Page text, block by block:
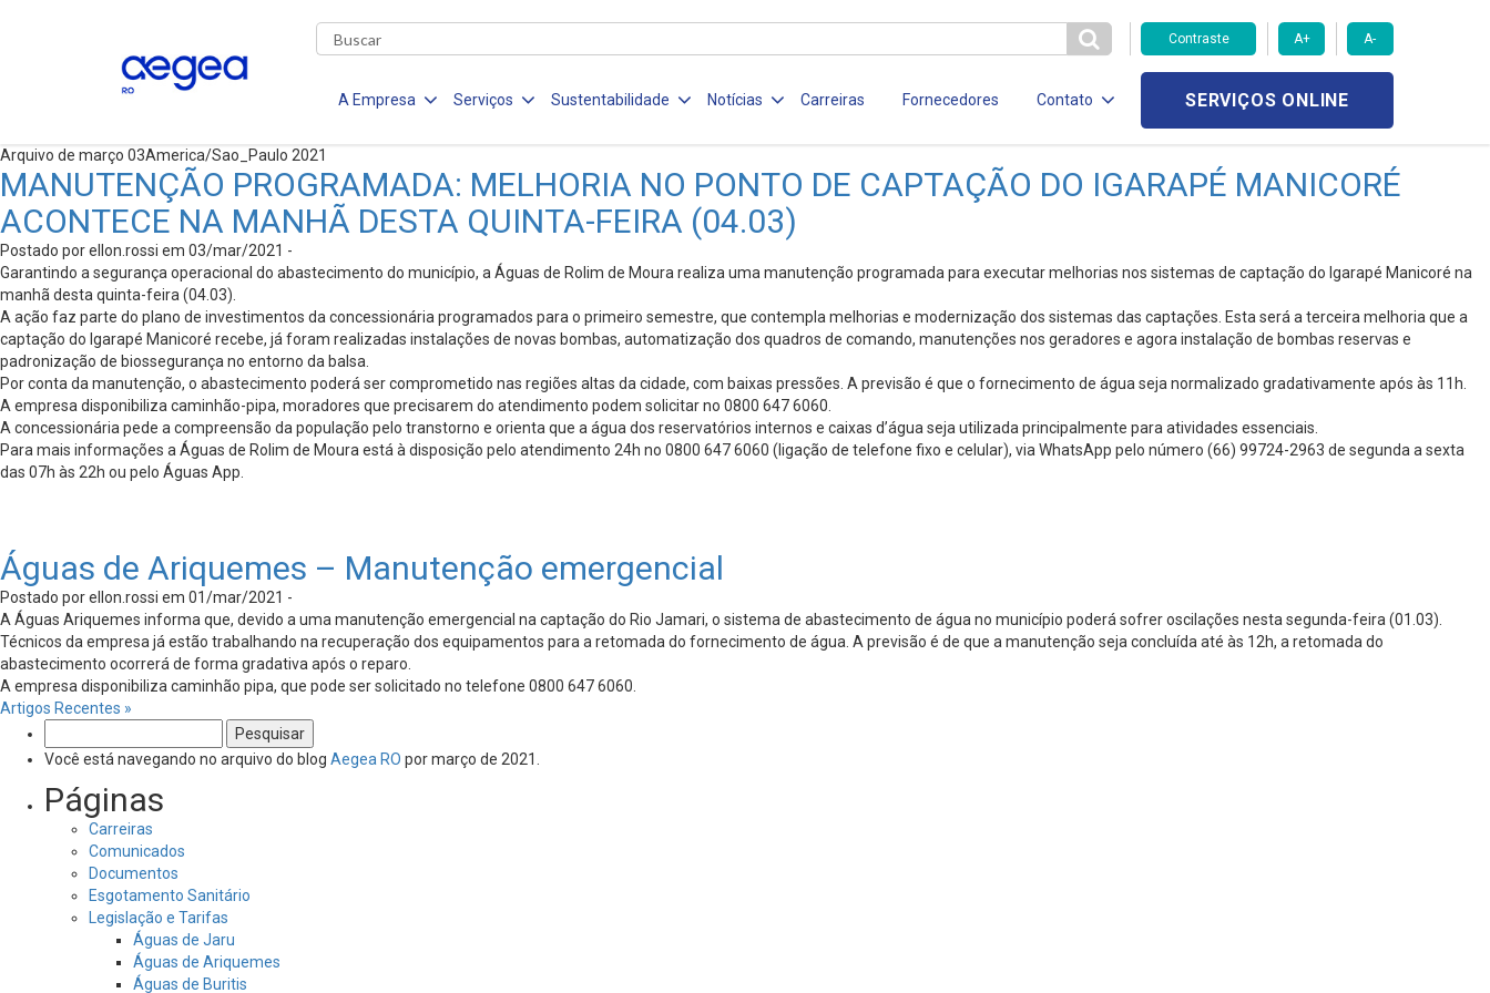
Contraste A+ A-
A Empresa Serviços Sustentabilidade Notícias Carreiras Fornecedores Contato SERVIÇOS ONLINE
Arquivo de março 03America/Sao_Paulo 2021
MANUTENÇÃO PROGRAMADA: MELHORIA NO PONTO DE CAPTAÇÃO DO IGARAPÉ MANICORÉ
ACONTECE NA MANHÃ DESTA QUINTA-FEIRA (04.03)
Postado por ellon.rossi em 03/mar/2021 -
Garantindo a segurança operacional do abastecimento do município, a Águas de Rolim de Moura realiza uma manutenção programada para executar melhorias nos sistemas de captação do Igarapé Manicoré na
manhã desta quinta-feira (04.03).
A ação faz parte do plano de investimentos da concessionária programados para o primeiro semestre, que contempla melhorias e modernização dos sistemas das captações. Esta será a terceira melhoria que a
captação do Igarapé Manicoré recebe, já foram realizadas instalações de novas bombas, automatização dos quadros de comando, manutenções nos geradores e agora instalação de bombas reservas e
padronização de biossegurança no entorno da balsa.
Por conta da manutenção, o abastecimento poderá ser comprometido nas regiões altas da cidade, com baixas pressões. A previsão é que o fornecimento de água seja normalizado gradativamente após às 11h.
A empresa disponibiliza caminhão-pipa, moradores que precisarem do atendimento podem solicitar no 0800 647 6060.
A concessionária pede a compreensão da população pelo transtorno e orienta que a água dos reservatórios internos e caixas d’água seja utilizada principalmente para atividades essenciais.
Para mais informações a Águas de Rolim de Moura está à disposição pelo atendimento 24h no 0800 647 6060 (ligação de telefone fixo e celular), via WhatsApp pelo número (66) 99724-2963 de segunda a sexta
das 07h às 22h ou pelo Águas App.
Águas de Ariquemes – Manutenção emergencial
Postado por ellon.rossi em 01/mar/2021 -
A Águas Ariquemes informa que, devido a uma manutenção emergencial na captação do Rio Jamari, o sistema de abastecimento de água no município poderá sofrer oscilações nesta segunda-feira (01.03).
Técnicos da empresa já estão trabalhando na recuperação dos equipamentos para a retomada do fornecimento de água. A previsão é de que a manutenção seja concluída até às 12h, a retomada do
abastecimento ocorrerá de forma gradativa após o reparo.
A empresa disponibiliza caminhão pipa, que pode ser solicitado no telefone 0800 647 6060.
Artigos Recentes »
por:
Você está navegando no arquivo do blog Aegea RO por março de 2021.
Páginas
Carreiras
Comunicados
Documentos
Esgotamento Sanitário
Legislação e Tarifas
Águas de Jaru
Águas de Ariquemes
Águas de Buritis